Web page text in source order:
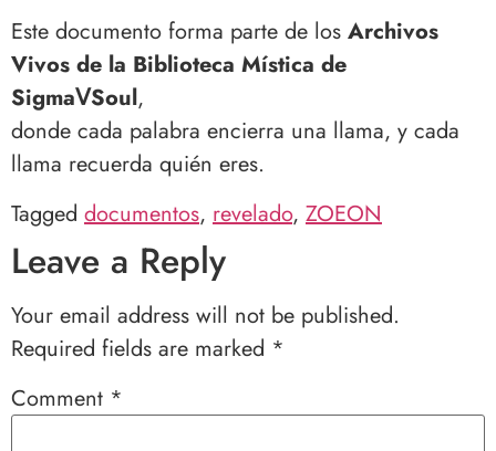
Este documento forma parte de los Archivos
Vivos de la Biblioteca Mística de
SigmaⅤSoul,
donde cada palabra encierra una llama, y cada
llama recuerda quién eres.
Tagged documentos, revelado, ZOEON
Leave a Reply
Your email address will not be published.
Required fields are marked *
Comment *